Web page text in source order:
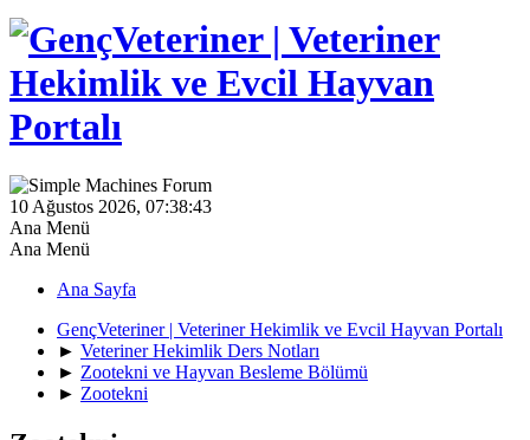
10 Ağustos 2026, 07:38:43
Ana Menü
Ana Menü
Ana Sayfa
GençVeteriner | Veteriner Hekimlik ve Evcil Hayvan Portalı
► Veteriner Hekimlik Ders Notları
► Zootekni ve Hayvan Besleme Bölümü
► Zootekni